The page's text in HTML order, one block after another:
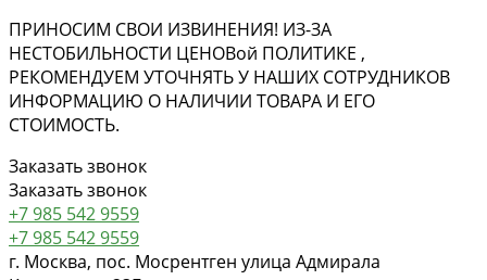
ПРИНОСИМ СВОИ ИЗВИНЕНИЯ! ИЗ-ЗА
НЕСТОБИЛЬНОСТИ ЦЕНОВой ПОЛИТИКЕ ,
РЕКОМЕНДУЕМ УТОЧНЯТЬ У НАШИХ СОТРУДНИКОВ
ИНФОРМАЦИЮ О НАЛИЧИИ ТОВАРА И ЕГО
СТОИМОСТЬ.
Заказать звонок
Заказать звонок
+7 985 542 9559
+7 985 542 9559
г. Москва, пос. Мосрентген улица Адмирала